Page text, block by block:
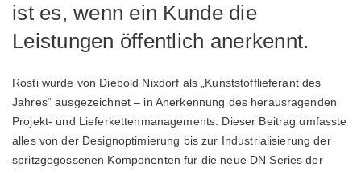
ist es, wenn ein Kunde die
Leistungen öffentlich anerkennt.
Rosti wurde von Diebold Nixdorf als „Kunststofflieferant des
Jahres“ ausgezeichnet – in Anerkennung des herausragenden
Projekt- und Lieferkettenmanagements. Dieser Beitrag umfasste
alles von der Designoptimierung bis zur Industrialisierung der
spritzgegossenen Komponenten für die neue DN Series der